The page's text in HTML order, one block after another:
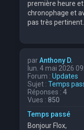
première heure
chronophage et
pas très pertinent.
parAnthony D.
lun. 4 mai 2026
Forum : Updates
Sujet : Temps
Réponses : 4
Vues : 850
Temps passé
Bonjour Flox,